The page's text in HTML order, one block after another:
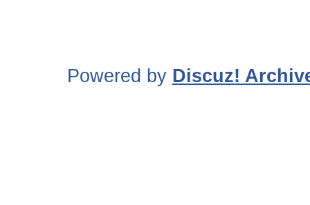
Powered by Discuz!